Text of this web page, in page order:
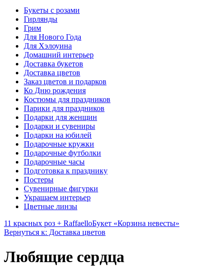
Букеты с розами
Гирлянды
Грим
Для Нового Года
Для Хэлоуина
Домашний интерьер
Доставка букетов
Доставка цветов
Заказ цветов и подарков
Ко Дню рождения
Костюмы для праздников
Парики для праздников
Подарки для женщин
Подарки и сувениры
Подарки на юбилей
Подарочные кружки
Подарочные футболки
Подарочные часы
Подготовка к празднику
Постеры
Сувенирные фигурки
Украшаем интерьер
Цветные линзы
11 красных роз + RaffaelloБукет «Корзина невесты»
Вернуться к: Доставка цветов
Любящие сердца